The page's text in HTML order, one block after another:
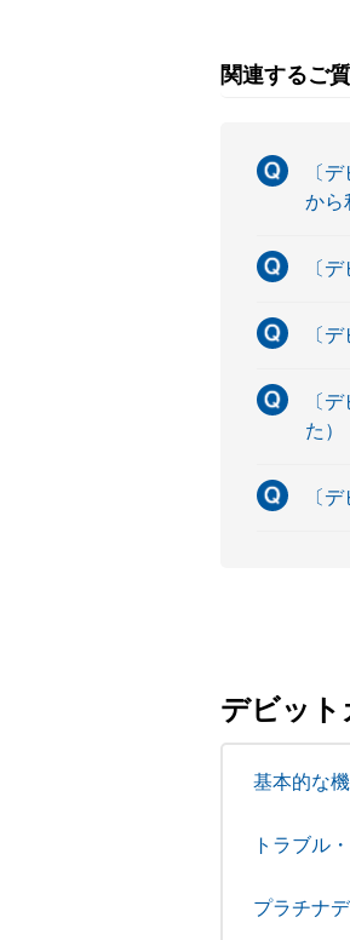
関連するご
〔
から
〔
〔
〔
た）
〔
デビット
基本的な
トラブル
プラチナ